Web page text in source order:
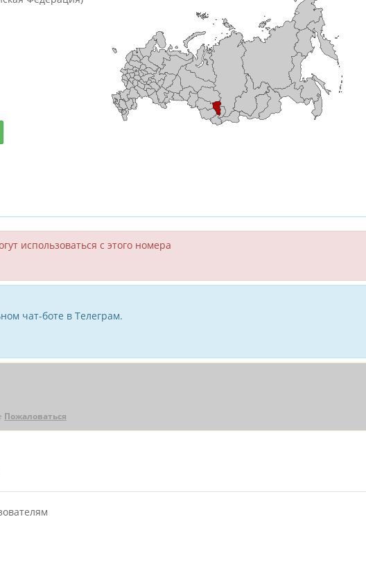
исполь­зоваться с этого номера
чат-боте в Телеграм.
Пожаловаться